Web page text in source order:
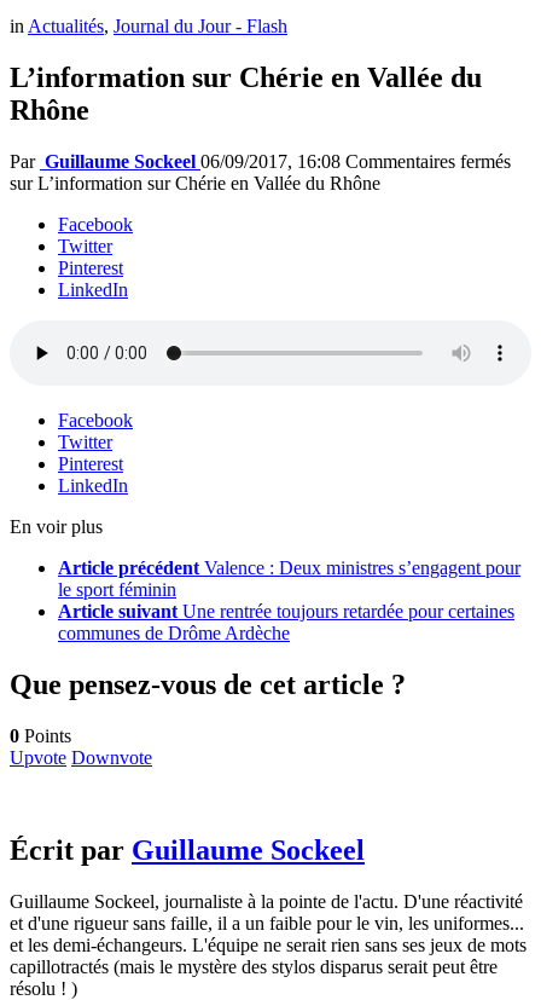
inActualités, Journal du Jour - Flash
L’information sur Chérie en Vallée du
Rhône
Par Guillaume Sockeel 06/09/2017, 16:08 Commentaires fermés
sur L’information sur Chérie en Vallée du Rhône
Facebook
Twitter
Pinterest
LinkedIn
Facebook
Twitter
Pinterest
LinkedIn
En voir plus
Article précédent Valence : Deux ministres s’engagent pour
le sport féminin
Article suivant Une rentrée toujours retardée pour certaines
communes de Drôme Ardèche
Que pensez-vous de cet article ?
0 Points
Upvote Downvote
Écrit par Guillaume Sockeel
Guillaume Sockeel, journaliste à la pointe de l'actu. D'une réactivité
et d'une rigueur sans faille, il a un faible pour le vin, les uniformes...
et les demi-échangeurs. L'équipe ne serait rien sans ses jeux de mots
capillotractés (mais le mystère des stylos disparus serait peut être
résolu ! )